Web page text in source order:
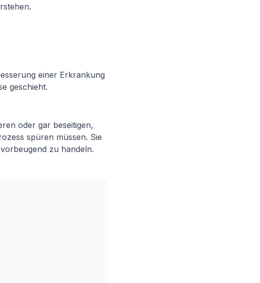
einer Erkrankung
geschieht.
oder gar beseitigen,
spüren müssen. Sie
zu handeln.